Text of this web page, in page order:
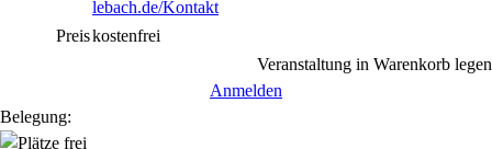
lebach.de/Kontakt
Preiskostenfrei
Veranstaltung in Warenkorb legen
Anmelden
Belegung: